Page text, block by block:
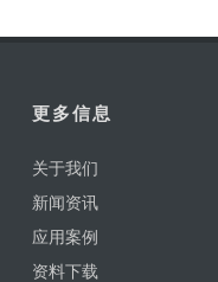
更多信息
关于我们
新闻资讯
应用案例
资料下载